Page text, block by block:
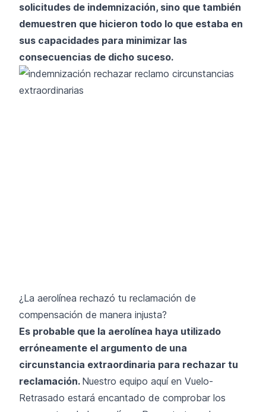
solicitudes de indemnización, sino que también
demuestren que hicieron todo lo que estaba en
sus capacidades para minimizar las
consecuencias de dicho suceso.
¿La aerolínea rechazó tu reclamación de
compensación de manera injusta?
Es probable que la aerolínea haya utilizado
erróneamente el argumento de una
circunstancia extraordinaria para rechazar tu
reclamación. Nuestro equipo aquí en Vuelo-
Retrasado estará encantado de comprobar los